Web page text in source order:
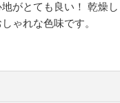
がとても良い！ 乾燥し
ゃれな色味です。